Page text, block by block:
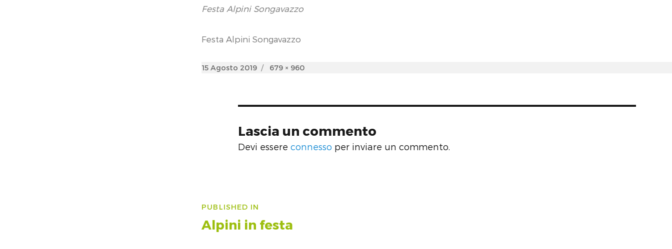
Festa Alpini Songavazzo
Festa Alpini Songavazzo
Posted
15 Agosto 2019
Full
679 × 960
Lascia un commento
Devi essere connesso per inviare un commento.
articoli
PUBLISHED IN
Alpini in festa